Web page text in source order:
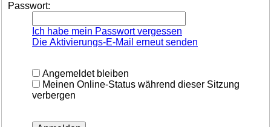
Passwort:
Ich habe mein Passwort vergessen
Die Aktivierungs-E-Mail erneut senden
Angemeldet bleiben
Meinen Online-Status während dieser Sitzung
verbergen